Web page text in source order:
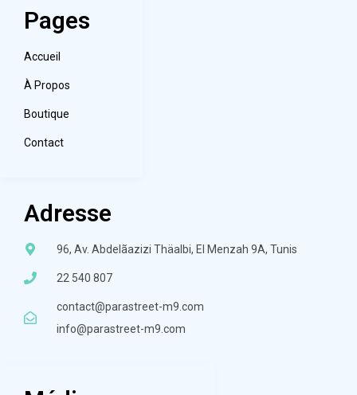
Pages
Accueil
À Propos
Boutique
Contact
Adresse
96, Av. Abdelãazizi Thäalbi, El Menzah 9A, Tunis
22 540 807
contact@parastreet-m9.com
info@parastreet-m9.com